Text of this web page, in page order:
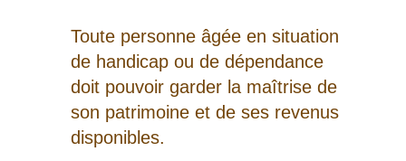
Toute personne âgée en situation
de handicap ou de dépendance
doit pouvoir garder la maîtrise de
son patrimoine et de ses revenus
disponibles.